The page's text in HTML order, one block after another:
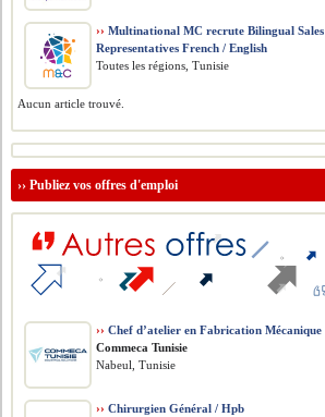
›› Multinational MC recrute Bilingual Sales
Representatives French / English
Toutes les régions, Tunisie
Aucun article trouvé.
››Publiez vos offres d'emploi
›› Chef d’atelier en Fabrication Mécanique
Commeca Tunisie
Nabeul, Tunisie
›› Chirurgien Général / Hpb